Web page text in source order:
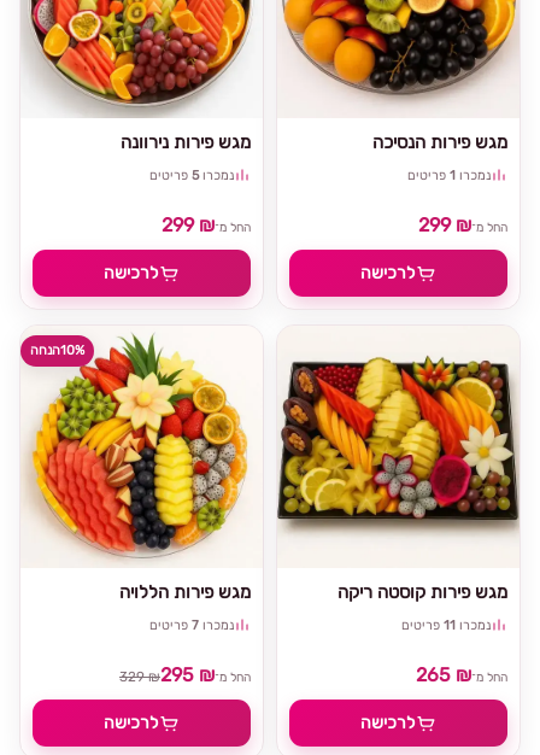
מגש פירות נירוונה
נמכרו5 פריטים
החל מ־299 ₪
לרכישה
מגש פירות הנסיכה
נמכרו 1 פריטים
החל מ־299 ₪
לרכישה
10%הנחה
מגש פירות הללויה
נמכרו 7 פריטים
החל מ־295 ₪
329 ₪
לרכישה
מגש פירות קוסטה ריקה
נמכרו 11 פריטים
החל מ־265 ₪
לרכישה